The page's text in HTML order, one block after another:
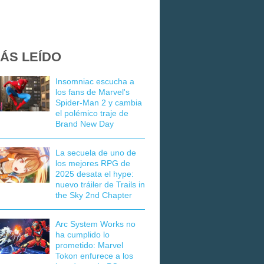
LEÍDO
Insomniac escucha a
los fans de Marvel's
Spider-Man 2 y cambia
el polémico traje de
Brand New Day
La secuela de uno de
los mejores RPG de
2025 desata el hype:
nuevo tráiler de Trails in
the Sky 2nd Chapter
Arc System Works no
ha cumplido lo
prometido: Marvel
Tokon enfurece a los